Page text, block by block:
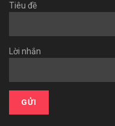
Tiêu đề
Lời nhắn